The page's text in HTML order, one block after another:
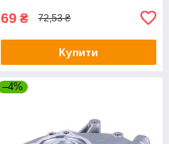
69 ₴ 72,53 ₴
Купити
–4%